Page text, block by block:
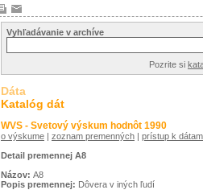
Vyhľadávanie v archíve
Pozrite si
Dáta
Katalóg dát
WVS - Svetový výskum hodnôt 1990
o výskume | zoznam premenných | prístup k dátam
Detail premennej A8
Názov: A8
Popis premennej: Dôvera v iných ľudí